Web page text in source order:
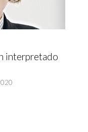
interpretado